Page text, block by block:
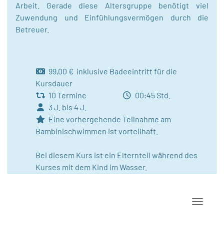
Arbeit. Gerade diese Altersgruppe benötigt viel
Zuwendung und Einfühlungsvermögen durch die
Betreuer.
99,00 € inklusive Badeeintritt für die
Kursdauer
10 Termine
00:45 Std.
3 J. bis 4 J.
Eine vorhergehende Teilnahme am
Bambinischwimmen ist vorteilhaft.
Bei diesem Kurs ist ein Elternteil während des
Kurses mit dem Kind im Wasser.